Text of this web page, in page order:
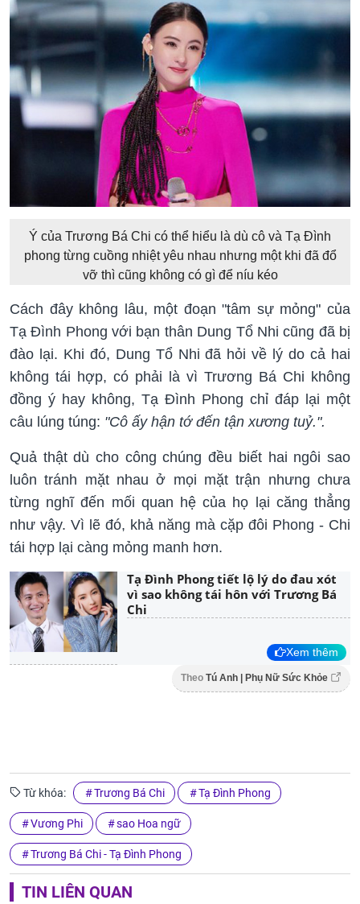
Ý của Trương Bá Chi có thể hiểu là dù cô và Tạ Đình
phong từng cuồng nhiệt yêu nhau nhưng một khi đã đổ
vỡ thì cũng không có gì để níu kéo
Cách đây không lâu, một đoạn "tâm sự mỏng" của
Tạ Đình Phong với bạn thân Dung Tổ Nhi cũng đã bị
đào lại. Khi đó, Dung Tổ Nhi đã hỏi về lý do cả hai
không tái hợp, có phải là vì Trương Bá Chi không
đồng ý hay không, Tạ Đình Phong chỉ đáp lại một
câu lúng túng: "Cô ấy hận tớ đến tận xương tuỷ.".
Quả thật dù cho công chúng đều biết hai ngôi sao
luôn tránh mặt nhau ở mọi mặt trận nhưng chưa
từng nghĩ đến mối quan hệ của họ lại căng thẳng
như vậy. Vì lẽ đó, khả năng mà cặp đôi Phong - Chi
tái hợp lại càng mỏng manh hơn.
Tạ Đình Phong tiết lộ lý do đau xót
vì sao không tái hôn với Trương Bá
Chi
Xem thêm
Theo Tú Anh | Phụ Nữ Sức Khỏe
Từ khóa: Trương Bá Chi Tạ Đình Phong
Vương Phi sao Hoa ngữ
Trương Bá Chi - Tạ Đình Phong
TIN LIÊN QUAN